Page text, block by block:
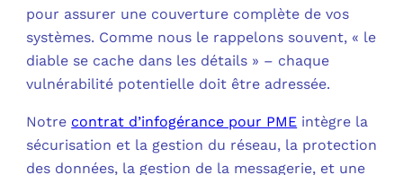
pour assurer une couverture complète de vos
systèmes. Comme nous le rappelons souvent, « le
diable se cache dans les détails » – chaque
vulnérabilité potentielle doit être adressée.
Notre contrat d’infogérance pour PME intègre la
sécurisation et la gestion du réseau, la protection
des données, la gestion de la messagerie, et une